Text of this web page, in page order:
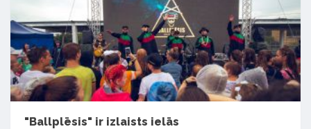
"Ballplēsis" ir izlaists ielās